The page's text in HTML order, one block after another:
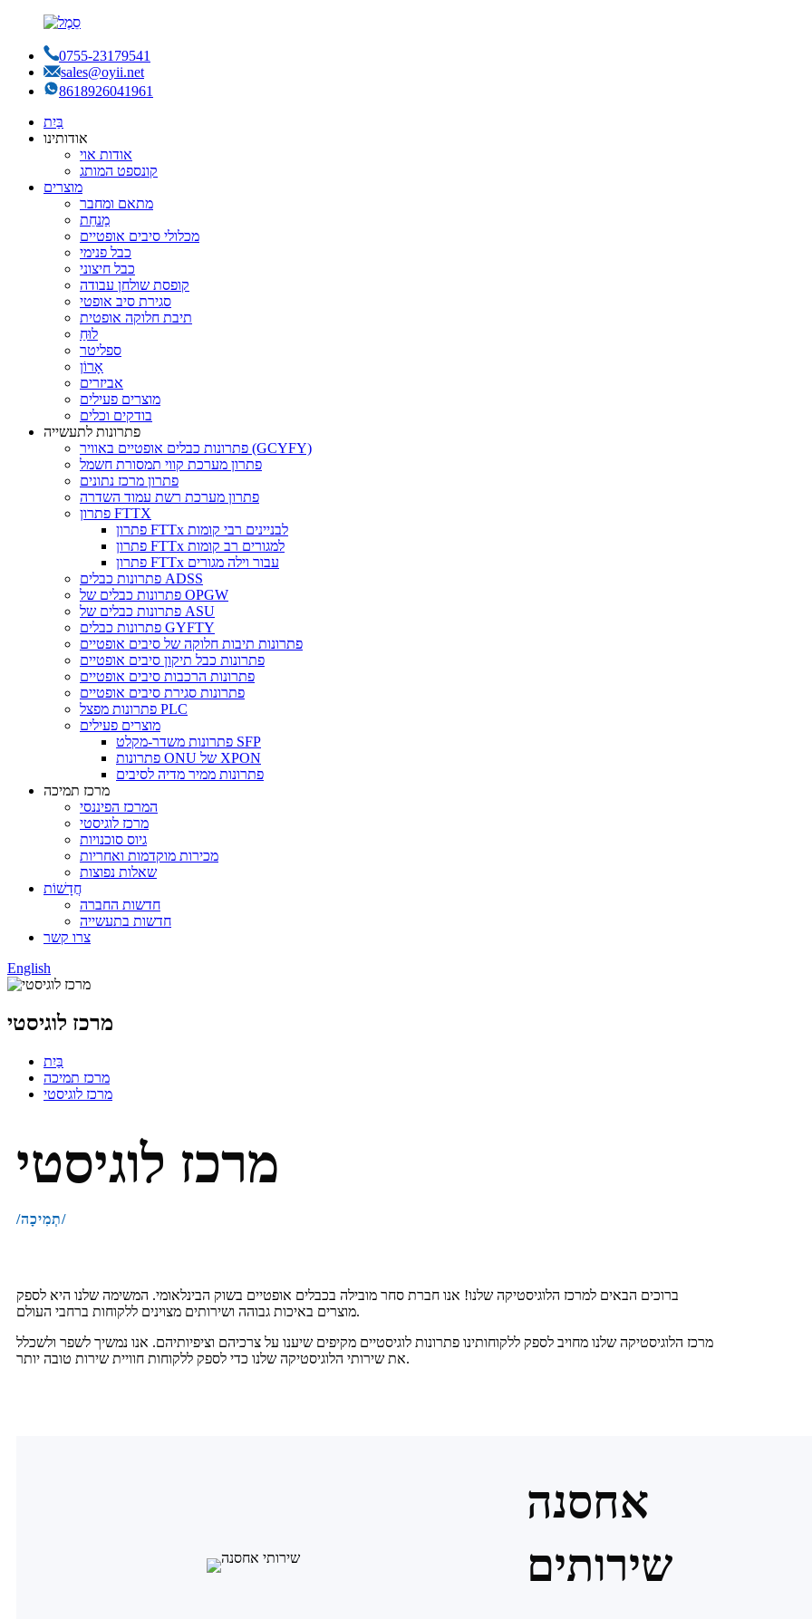
0755-23179541
sales@oyii.net
8618926041961
בַּיִת
אודותינו
אודות אוי
קונספט המותג
מוצרים
מתאם ומחבר
מַנחֵת
מכלולי סיבים אופטיים
כבל פנימי
כבל חיצוני
קופסת שולחן עבודה
סגירת סיב אופטי
תיבת חלוקה אופטית
לוּחַ
ספליטר
אָרוֹן
אביזרים
מוצרים פעילים
בודקים וכלים
פתרונות לתעשייה
פתרונות כבלים אופטיים באוויר (GCYFY)
פתרון מערכת קווי תמסורת חשמל
פתרון מרכז נתונים
פתרון מערכת רשת עמוד השדרה
פתרון FTTX
פתרון FTTx לבניינים רבי קומות
פתרון FTTx למגורים רב קומות
פתרון FTTx עבור וילה מגורים
פתרונות כבלים ADSS
פתרונות כבלים של OPGW
פתרונות כבלים של ASU
פתרונות כבלים GYFTY
פתרונות תיבות חלוקה של סיבים אופטיים
פתרונות כבל תיקון סיבים אופטיים
פתרונות הרכבות סיבים אופטיים
פתרונות סגירת סיבים אופטיים
פתרונות מפצל PLC
מוצרים פעילים
פתרונות משדר-מקלט SFP
פתרונות ONU של XPON
פתרונות ממיר מדיה לסיבים
מרכז תמיכה
המרכז הפיננסי
מרכז לוגיסטי
גיוס סוכנויות
מכירות מוקדמות ואחריות
שאלות נפוצות
חֲדָשׁוֹת
חדשות החברה
חדשות בתעשייה
צרו קשר
English
מרכז לוגיסטי
בַּיִת
מרכז תמיכה
מרכז לוגיסטי
מרכז לוגיסטי
/תְמִיכָה/
ברוכים הבאים למרכז הלוגיסטיקה שלנו! אנו חברת סחר מובילה בכבלים אופטיים בשוק הבינלאומי. המשימה שלנו היא לספק
מוצרים באיכות גבוהה ושירותים מצוינים ללקוחות ברחבי העולם.
מרכז הלוגיסטיקה שלנו מחויב לספק ללקוחותינו פתרונות לוגיסטיים מקיפים שיענו על צרכיהם וציפיותיהם. אנו נמשיך לשפר ולשכלל
את שירותי הלוגיסטיקה שלנו כדי לספק ללקוחות חוויית שירות טובה יותר.
אחסנה
שירותים